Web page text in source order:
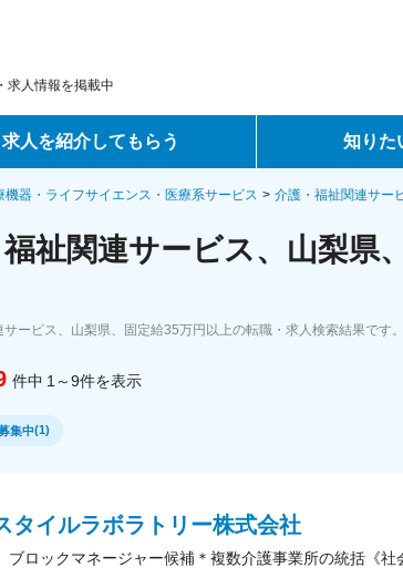
求人情報を掲載中
求人を紹介してもらう
ントサービス
サービス
ーエージェントサービス
知りた
転職ノウハウ
データで見る転職
機器・ライフサイエンス・医療系サービス 介護・福祉関連サー
祉関連サービス、山梨県
ービス、山梨県、固定給35万円以上の転職・求人検索結果です
件中 1～9件を表示
集中(1)
タイルラボラトリー株式会社
ブロックマネージャー候補＊複数介護事業所の統括《